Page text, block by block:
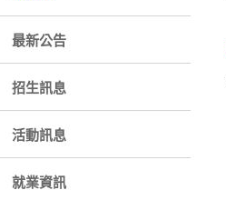
最新公告
招生訊息
活動訊息
就業資訊